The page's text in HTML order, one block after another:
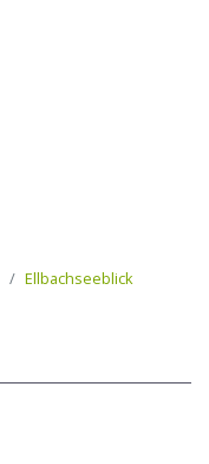
Ellbachseeblick